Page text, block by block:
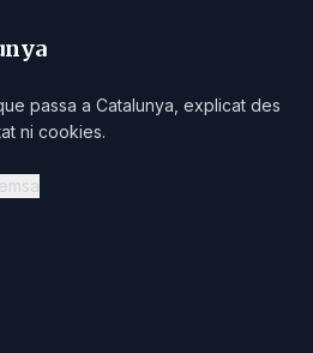
passa a Catalunya, explicat des
ni cookies.